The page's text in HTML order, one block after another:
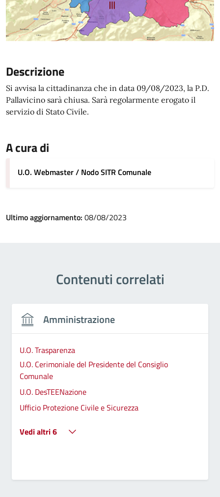
Descrizione
Si avvisa la cittadinanza che in data 09/08/2023, la P.D.
Pallavicino sarà chiusa. Sarà regolarmente erogato il
servizio di Stato Civile.
A cura di
U.O. Webmaster / Nodo SITR Comunale
Ultimo aggiornamento: 08/08/2023
Contenuti correlati
Amministrazione
U.O. Trasparenza
U.O. Cerimoniale del Presidente del Consiglio
Comunale
U.O. DesTEENazione
Ufficio Protezione Civile e Sicurezza
Vedi altri 6